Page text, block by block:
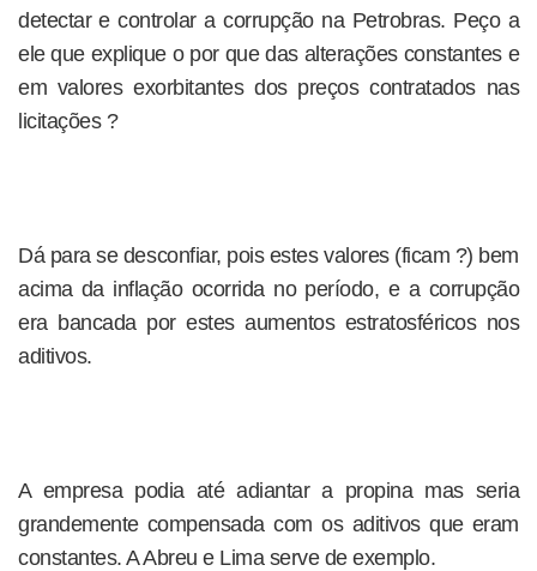
detectar e controlar a corrupção na Petrobras. Peço a
ele que explique o por que das alterações constantes e
em valores exorbitantes dos preços contratados nas
licitações ?
Dá para se desconfiar, pois estes valores (ficam ?) bem
acima da inflação ocorrida no período, e a corrupção
era bancada por estes aumentos estratosféricos nos
aditivos.
A empresa podia até adiantar a propina mas seria
grandemente compensada com os aditivos que eram
constantes. A Abreu e Lima serve de exemplo.